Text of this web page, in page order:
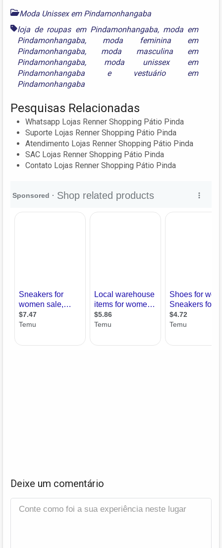
Moda Unissex em Pindamonhangaba
loja de roupas em Pindamonhangaba, moda em
Pindamonhangaba, moda feminina em
Pindamonhangaba, moda masculina em
Pindamonhangaba, moda unissex em
Pindamonhangaba e
vestuário em
Pindamonhangaba
Pesquisas Relacionadas
Whatsapp Lojas Renner Shopping Pátio Pinda
Suporte Lojas Renner Shopping Pátio Pinda
Atendimento Lojas Renner Shopping Pátio Pinda
SAC Lojas Renner Shopping Pátio Pinda
Contato Lojas Renner Shopping Pátio Pinda
Deixe um comentário